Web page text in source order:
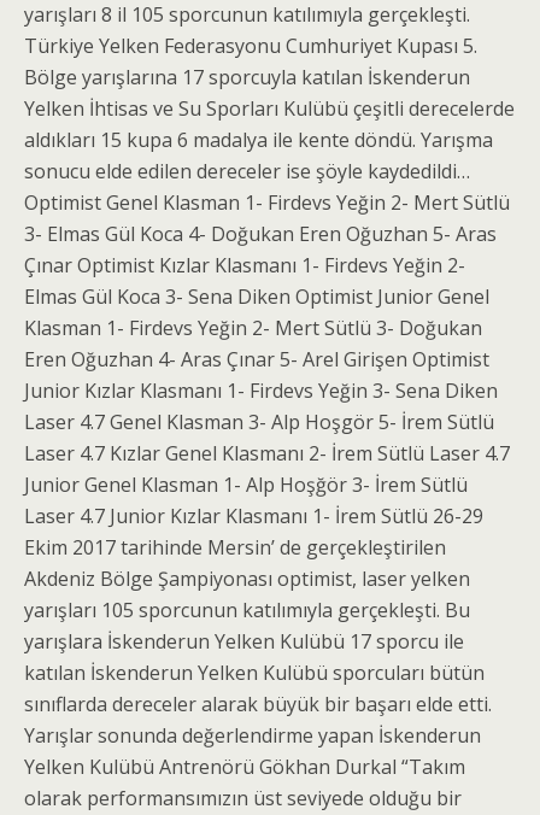
yarışları 8 il 105 sporcunun katılımıyla gerçekleşti.
Türkiye Yelken Federasyonu Cumhuriyet Kupası 5.
Bölge yarışlarına 17 sporcuyla katılan İskenderun
Yelken İhtisas ve Su Sporları Kulübü çeşitli derecelerde
aldıkları 15 kupa 6 madalya ile kente döndü. Yarışma
sonucu elde edilen dereceler ise şöyle kaydedildi…
Optimist Genel Klasman 1- Firdevs Yeğin 2- Mert Sütlü
3- Elmas Gül Koca 4- Doğukan Eren Oğuzhan 5- Aras
Çınar Optimist Kızlar Klasmanı 1- Firdevs Yeğin 2-
Elmas Gül Koca 3- Sena Diken Optimist Junior Genel
Klasman 1- Firdevs Yeğin 2- Mert Sütlü 3- Doğukan
Eren Oğuzhan 4- Aras Çınar 5- Arel Girişen Optimist
Junior Kızlar Klasmanı 1- Firdevs Yeğin 3- Sena Diken
Laser 4.7 Genel Klasman 3- Alp Hoşgör 5- İrem Sütlü
Laser 4.7 Kızlar Genel Klasmanı 2- İrem Sütlü Laser 4.7
Junior Genel Klasman 1- Alp Hoşğör 3- İrem Sütlü
Laser 4.7 Junior Kızlar Klasmanı 1- İrem Sütlü 26-29
Ekim 2017 tarihinde Mersin’ de gerçekleştirilen
Akdeniz Bölge Şampiyonası optimist, laser yelken
yarışları 105 sporcunun katılımıyla gerçekleşti. Bu
yarışlara İskenderun Yelken Kulübü 17 sporcu ile
katılan İskenderun Yelken Kulübü sporcuları bütün
sınıflarda dereceler alarak büyük bir başarı elde etti.
Yarışlar sonunda değerlendirme yapan İskenderun
Yelken Kulübü Antrenörü Gökhan Durkal “Takım
olarak performansımızın üst seviyede olduğu bir